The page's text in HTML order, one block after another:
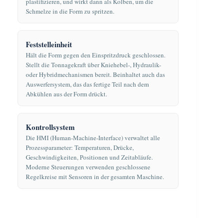
Fließspuren- wellige Linien durch
Einspritzgeschwindigkeit oder
Werkzeugtemperatur beheben
Die meisten Defekte werden durch
wissenschaftliches Formen gelöst:
Entkopplung der Füll-, Pack- und
Hilfe einer Versuchsplanung (Design of
Experiments, DOE).
Zykluszeit exponentiell (die Abkühlzeit
steigt mit dem Quadrat der Wanddicke),
immer vorzuziehen sind, wenn es die
Festigkeit erlaubt.
Schmelze in die Form zu spritzen.
Feststelleinheit
Hält die Form gegen den Einspritzdruck geschlossen.
Stellt die Tonnagekraft über Kniehebel-, Hydraulik-
oder Hybridmechanismen bereit. Beinhaltet auch das
Auswerfersystem, das das fertige Teil nach dem
Abkühlen aus der Form drückt.
Kontrollsystem
Die HMI (Human-Machine-Interface) verwaltet alle
Prozessparameter: Temperaturen, Drücke,
Geschwindigkeiten, Positionen und Zeitabläufe.
Moderne Steuerungen verwenden geschlossene
Regelkreise mit Sensoren in der gesamten Maschine.